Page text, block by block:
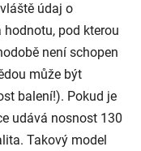
údaj o
pod kterou
není schopen
může být
balení!). Pokud je
udává nosnost 130
Takový model